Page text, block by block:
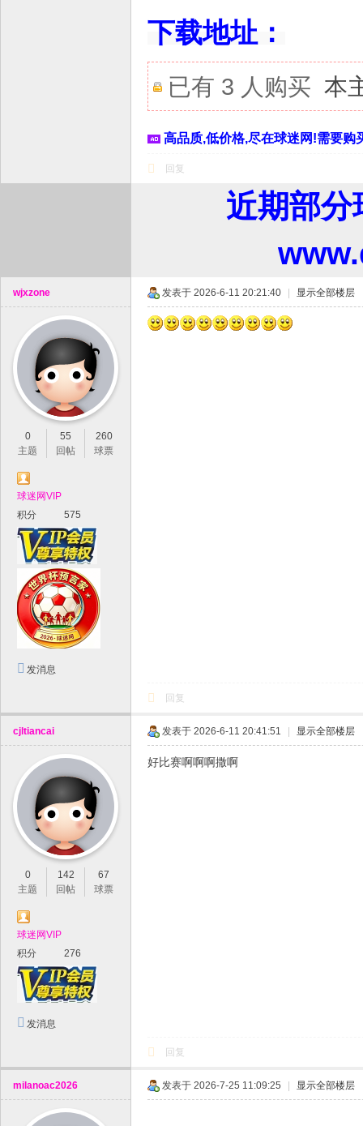
下载地址：
已有 3 人购买 本
高品质,低价格,尽在球迷网!需要购
回复
近期部分
wjxzone
0
主题
55
回帖
260
球票
球迷网VIP
积分
575
发消息
发表于 2026-6-11 20:21:40 显示全部楼层
回复
cjltiancai
0
主题
142
回帖
67
球票
球迷网VIP
积分
276
发消息
发表于 2026-6-11 20:41:51 显示全部楼层
好比赛啊啊啊撒啊
回复
milanoac2026 发表于 2026-7-25 11:09:25 显示全部楼层